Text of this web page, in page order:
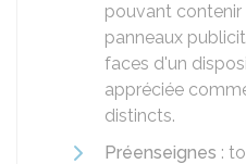
pouvant contenir
panneaux
faces d'un
appréciée
distincts.
Préenseignes :